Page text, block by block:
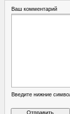
Ваш комментарий
Введите нижние